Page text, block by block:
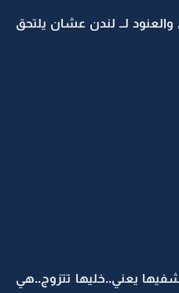
لــ لندن عشان يلتحق
يعني..خليها تتزوج..هي